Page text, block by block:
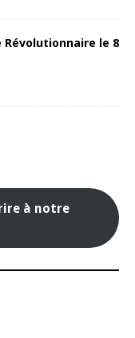
Révolutionnaire le 8
à notre